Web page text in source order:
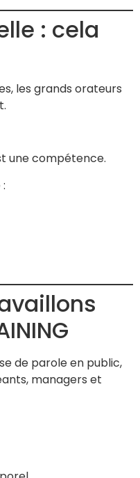
: cela
les grands orateurs
une compétence.
de parole en public,
managers et